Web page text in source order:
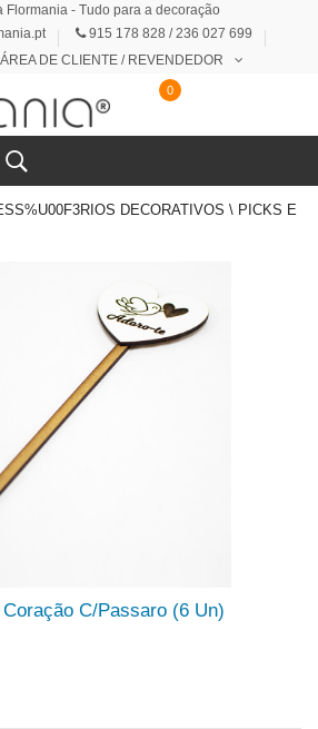
Flormania - Tudo para a decoração
915 178 828 / 236 027 699
ÁREA DE CLIENTE / REVENDEDOR
0
DECORATIVOS \ PICKS E
C/Passaro (6 Un)